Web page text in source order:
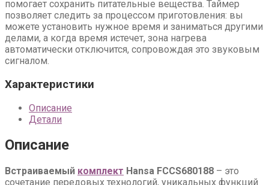
помогает сохранить питательные вещества. Таймер
позволяет следить за процессом приготовления: вы
можете установить нужное время и заниматься другими
делами, а когда время истечет, зона нагрева
автоматически отключится, сопровождая это звуковым
сигналом.
Характеристики
Описание
Детали
Описание
Встраиваемый комплект Hansa FCCS680188 – это
сочетание передовых технологий, уникальных функций